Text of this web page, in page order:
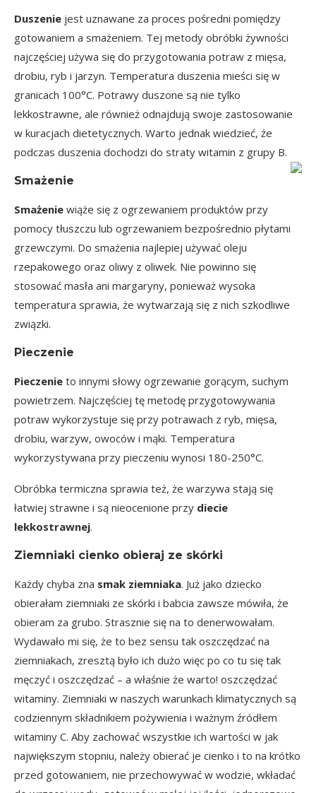
Duszenie jest uznawane za proces pośredni pomiędzy
gotowaniem a smażeniem. Tej metody obróbki żywności
najczęściej używa się do przygotowania potraw z mięsa,
drobiu, ryb i jarzyn. Temperatura duszenia mieści się w
granicach 100°C. Potrawy duszone są nie tylko
lekkostrawne, ale również odnajdują swoje zastosowanie
w kuracjach dietetycznych. Warto jednak wiedzieć, że
podczas duszenia dochodzi do straty witamin z grupy B.
Smażenie
Smażenie wiąże się z ogrzewaniem produktów przy
pomocy tłuszczu lub ogrzewaniem bezpośrednio płytami
grzewczymi. Do smażenia najlepiej używać oleju
rzepakowego oraz oliwy z oliwek. Nie powinno się
stosować masła ani margaryny, ponieważ wysoka
temperatura sprawia, że wytwarzają się z nich szkodliwe
związki.
Pieczenie
Pieczenie to innymi słowy ogrzewanie gorącym, suchym
powietrzem. Najczęściej tę metodę przygotowywania
potraw wykorzystuje się przy potrawach z ryb, mięsa,
drobiu, warzyw, owoców i mąki. Temperatura
wykorzystywana przy pieczeniu wynosi 180-250°C.
Obróbka termiczna sprawia też, że warzywa stają się
łatwiej strawne i są nieocenione przy diecie
lekkostrawnej.
Ziemniaki cienko obieraj ze skórki
Każdy chyba zna smak ziemniaka. Już jako dziecko
obierałam ziemniaki ze skórki i babcia zawsze mówiła, że
obieram za grubo. Strasznie się na to denerwowałam.
Wydawało mi się, że to bez sensu tak oszczędzać na
ziemniakach, zresztą było ich dużo więc po co tu się tak
męczyć i oszczędzać – a właśnie że warto! oszczędzać
witaminy. Ziemniaki w naszych warunkach klimatycznych są
codziennym składnikiem pożywienia i ważnym źródłem
witaminy C. Aby zachować wszystkie ich wartości w jak
największym stopniu, należy obierać je cienko i to na krótko
przed gotowaniem, nie przechowywać w wodzie, wkładać